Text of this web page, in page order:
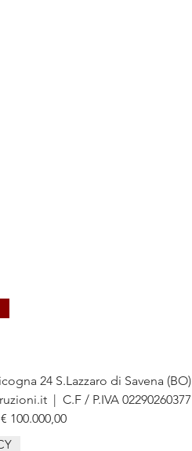
24 S.Lazzaro di Savena (BO)
| C.F / P.IVA 02290260377
100.000,00